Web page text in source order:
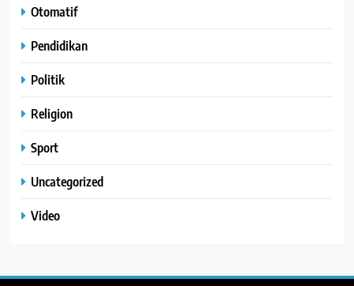
Otomatif
Pendidikan
Politik
Religion
Sport
Uncategorized
Video